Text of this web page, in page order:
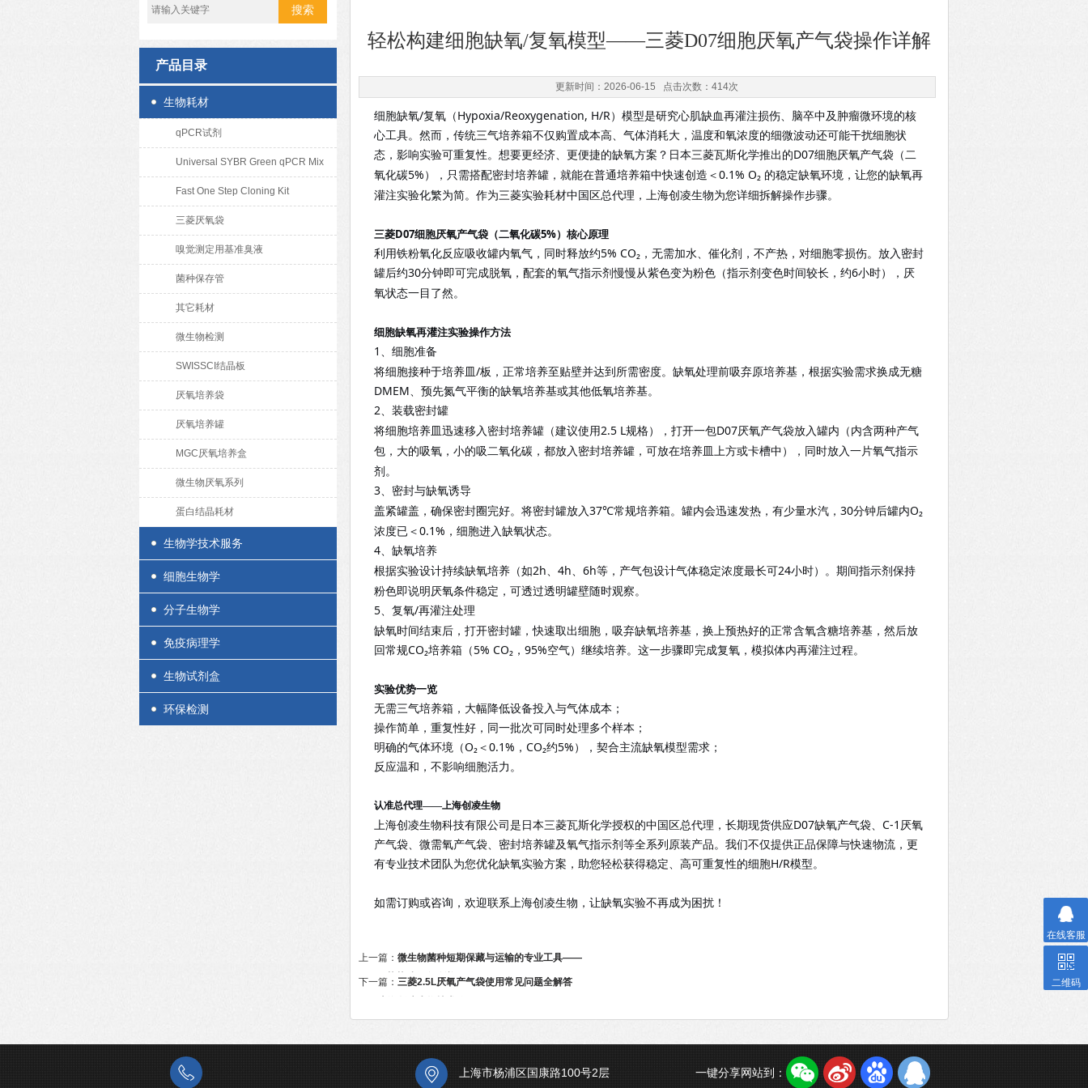
产品目录
生物耗材
qPCR试剂
Universal SYBR Green qPCR Mix
Fast One Step Cloning Kit
三菱厌氧袋
嗅觉测定用基准臭液
菌种保存管
其它耗材
微生物检测
SWISSCI结晶板
厌氧培养袋
厌氧培养罐
MGC厌氧培养盒
微生物厌氧系列
蛋白结晶耗材
生物学技术服务
细胞生物学
分子生物学
免疫病理学
生物试剂盒
环保检测
轻松构建细胞缺氧/复氧模型——三菱D07细胞厌氧产气袋操作详解
更新时间：2026-06-15 点击次数：414次
细胞缺氧/复氧（Hypoxia/Reoxygenation, H/R）模型是研究心肌缺血再灌注损伤、脑卒中及肿瘤微环境的核
心工具。然而，传统三气培养箱不仅购置成本高、气体消耗大，温度和氧浓度的细微波动还可能干扰细胞状
态，影响实验可重复性。想要更经济、更便捷的缺氧方案？日本三菱瓦斯化学推出的D07细胞厌氧产气袋 （二
氧化碳5% ） ，只需搭配密封培养罐，就能在普通培养箱中快速创造＜0.1% O₂ 的稳定缺氧环境，让您的缺氧再
灌注实验化繁为简。作为三菱实验耗材中国区总代理，上海创凌生物为您详细拆解操作步骤。
三菱D07细胞厌氧产气袋（二氧化碳5%）核心原理
利用铁粉氧化反应吸收罐内氧气，同时释放约5% CO₂，无需加水、催化剂，不产热，对细胞零损伤。放入密封
罐后约30分钟即可完成脱氧，配套的氧气指示剂慢慢从紫色变为粉色 （指示剂变色时间较长，约6小时）
，厌
氧状态一目了然。
细胞缺氧再灌注实验操作方法
1 、 细胞准备
将细胞接种于培养皿/板，正常培养至贴壁并达到所需密度。缺氧处理前吸弃原培养基，根据实验需求换成无糖
DMEM、预先氮气平衡的缺氧培养基或其他低氧培养基。
2、 装载密封罐
将细胞培养皿迅速移入密封培养罐（建议使用2.5 L规格）， 打开一包D07厌氧产气袋放入罐内（ 内含两种产气
包，大的吸氧，小的吸二氧化碳，都放入密封培养罐， 可放在培养皿上方或卡槽中），同时放入一片氧气指示
剂。
3、 密封与缺氧诱导
盖紧罐盖，确保密封圈完好。将密封罐放入37℃常规培养箱。 罐内会迅速发热，有少量水汽， 30分钟后罐内O₂
浓度已＜0.1%，细胞进入缺氧状态。
4、 缺氧培养
根据实验设计持续缺氧培养（如2h、4h、6h等 ， 产气包设计气体稳定浓度最长可24小时）。期间指示剂保持
粉色即说明厌氧条件稳定，可透过透明罐壁随时观察。
5、 复氧/再灌注处理
缺氧时间结束后，打开密封罐，快速取出细胞，吸弃缺氧培养基，换上预热好的正常含氧含糖培养基，然后放
回常规CO₂培养箱（5% CO₂，95%空气）继续培养。这一步骤即完成复氧，模拟体内再灌注过程。
实验优势一览
无需三气培养箱，大幅降低设备投入与气体成本；
操作简单，重复性好，同一批次可同时处理多个样本；
明确的气体环境（O₂＜0.1%，CO₂约5%），契合主流缺氧模型需求；
反应温和，不影响细胞活力。
认准总代理——上海创凌生物
上海创凌生物科技有限公司是日本三菱瓦斯化学授权的中国区总代理，长期现货供应D07缺氧产气袋、C-1厌氧
产气袋、微需氧产气袋、密封培养罐及氧气指示剂等全系列原装产品。我们不仅提供正品保障与快速物流，更
有专业技术团队为您优化缺氧实验方案，助您轻松获得稳定、高可重复性的细胞H/R模型。
如需订购或咨询，欢迎联系上海创凌生物，让缺氧实验不再成为困扰！
上一篇： 微生物菌种短期保藏与运输的专业工具——
MAST菌菌种保存管详解
下一篇： 三菱2.5L厌氧产气袋使用常见问题全解答
上海市杨浦区国康路100号2层 一键分享网站到：
在线客服
二维码